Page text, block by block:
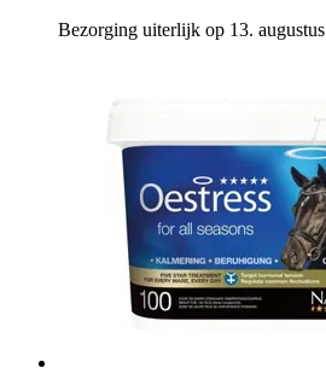
Bezorging uiterlijk op 13. augustus